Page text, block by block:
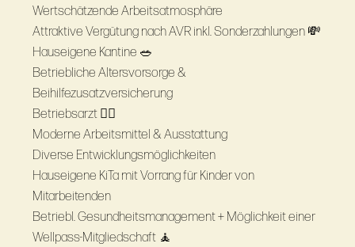
Wertschätzende Arbeitsatmosphäre
Attraktive Vergütung nach AVR inkl. Sonderzahlungen 💸
Hauseigene Kantine 🥗
Betriebliche Altersvorsorge &
Beihilfezusatzversicherung
Betriebsarzt 👩‍⚕️
Moderne Arbeitsmittel & Ausstattung
Diverse Entwicklungsmöglichkeiten
Hauseigene KiTa mit Vorrang für Kinder von
Mitarbeitenden
Betriebl. Gesundheitsmanagement + Möglichkeit einer
Wellpass-Mitgliedschaft 🧘